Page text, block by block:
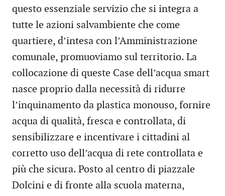
questo essenziale servizio che si integra a
tutte le azioni salvambiente che come
quartiere, d’intesa con l’Amministrazione
comunale, promuoviamo sul territorio. La
collocazione di queste Case dell’acqua smart
nasce proprio dalla necessità di ridurre
l’inquinamento da plastica monouso, fornire
acqua di qualità, fresca e controllata, di
sensibilizzare e incentivare i cittadini al
corretto uso dell’acqua di rete controllata e
più che sicura. Posto al centro di piazzale
Dolcini e di fronte alla scuola materna,